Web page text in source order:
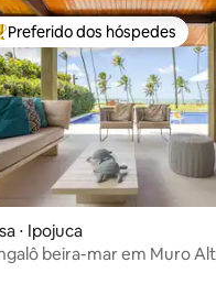
os melhores preferidos
Preferido dos hóspedes
⋅ Ipojuca
beira-mar em Muro